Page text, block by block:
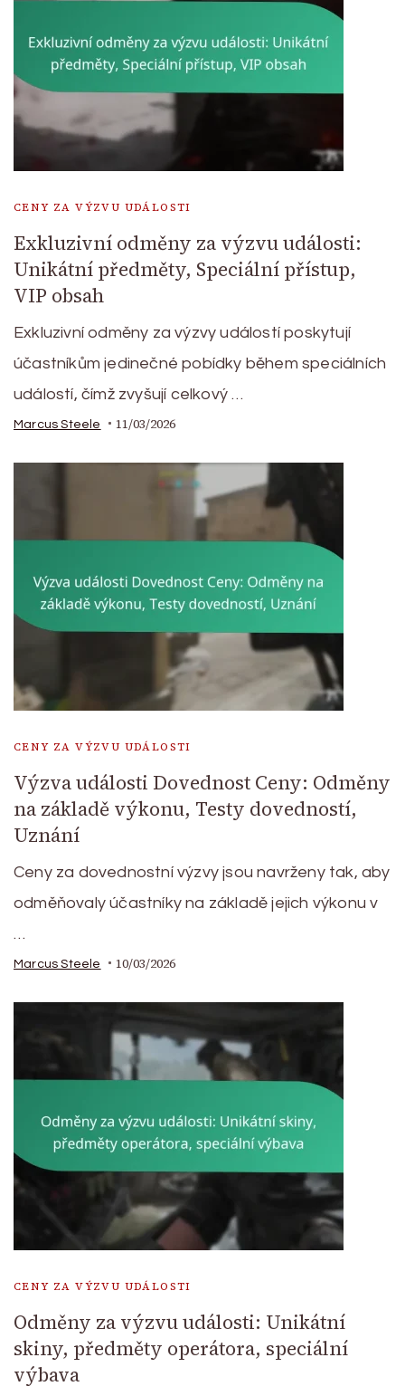
CENY ZA VÝZVU UDÁLOSTI
Exkluzivní odměny za výzvu události:
Unikátní předměty, Speciální přístup,
VIP obsah
Exkluzivní odměny za výzvy událostí poskytují
účastníkům jedinečné pobídky během speciálních
událostí, čímž zvyšují celkový …
Marcus Steele 11/03/2026
CENY ZA VÝZVU UDÁLOSTI
Výzva události Dovednost Ceny: Odměny
na základě výkonu, Testy dovedností,
Uznání
Ceny za dovednostní výzvy jsou navrženy tak, aby
odměňovaly účastníky na základě jejich výkonu v
…
Marcus Steele 10/03/2026
CENY ZA VÝZVU UDÁLOSTI
Odměny za výzvu události: Unikátní
skiny, předměty operátora, speciální
výbava